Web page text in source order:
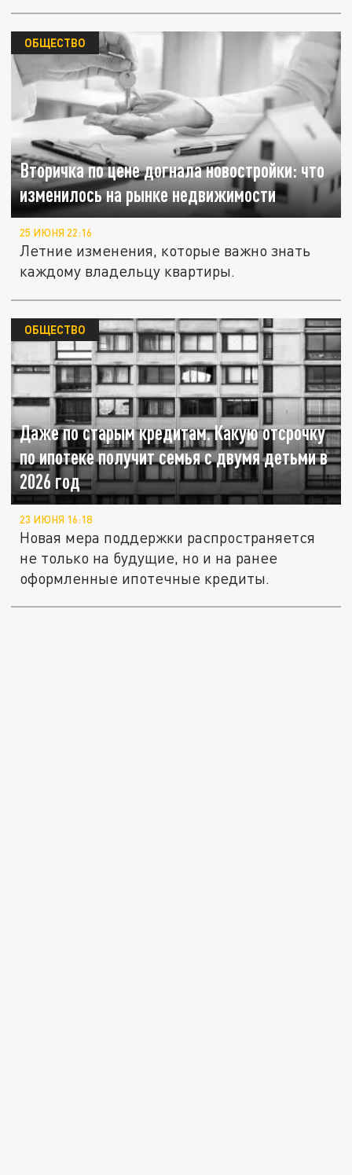
Вторичка по цене догнала новостройки: что
изменилось на рынке недвижимости
ОБЩЕСТВО
25 ИЮНЯ 22:16
Летние изменения, которые важно знать
каждому владельцу квартиры.
Даже по старым кредитам. Какую отсрочку
по ипотеке получит семья с двумя детьми в
2026 год
ОБЩЕСТВО
23 ИЮНЯ 16:18
Новая мера поддержки распространяется
не только на будущие, но и на ранее
оформленные ипотечные кредиты.